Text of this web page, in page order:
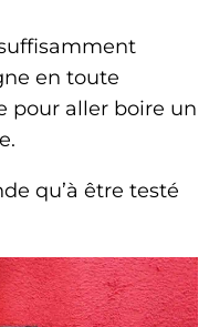
en toute
pour aller boire un
qu’à être testé